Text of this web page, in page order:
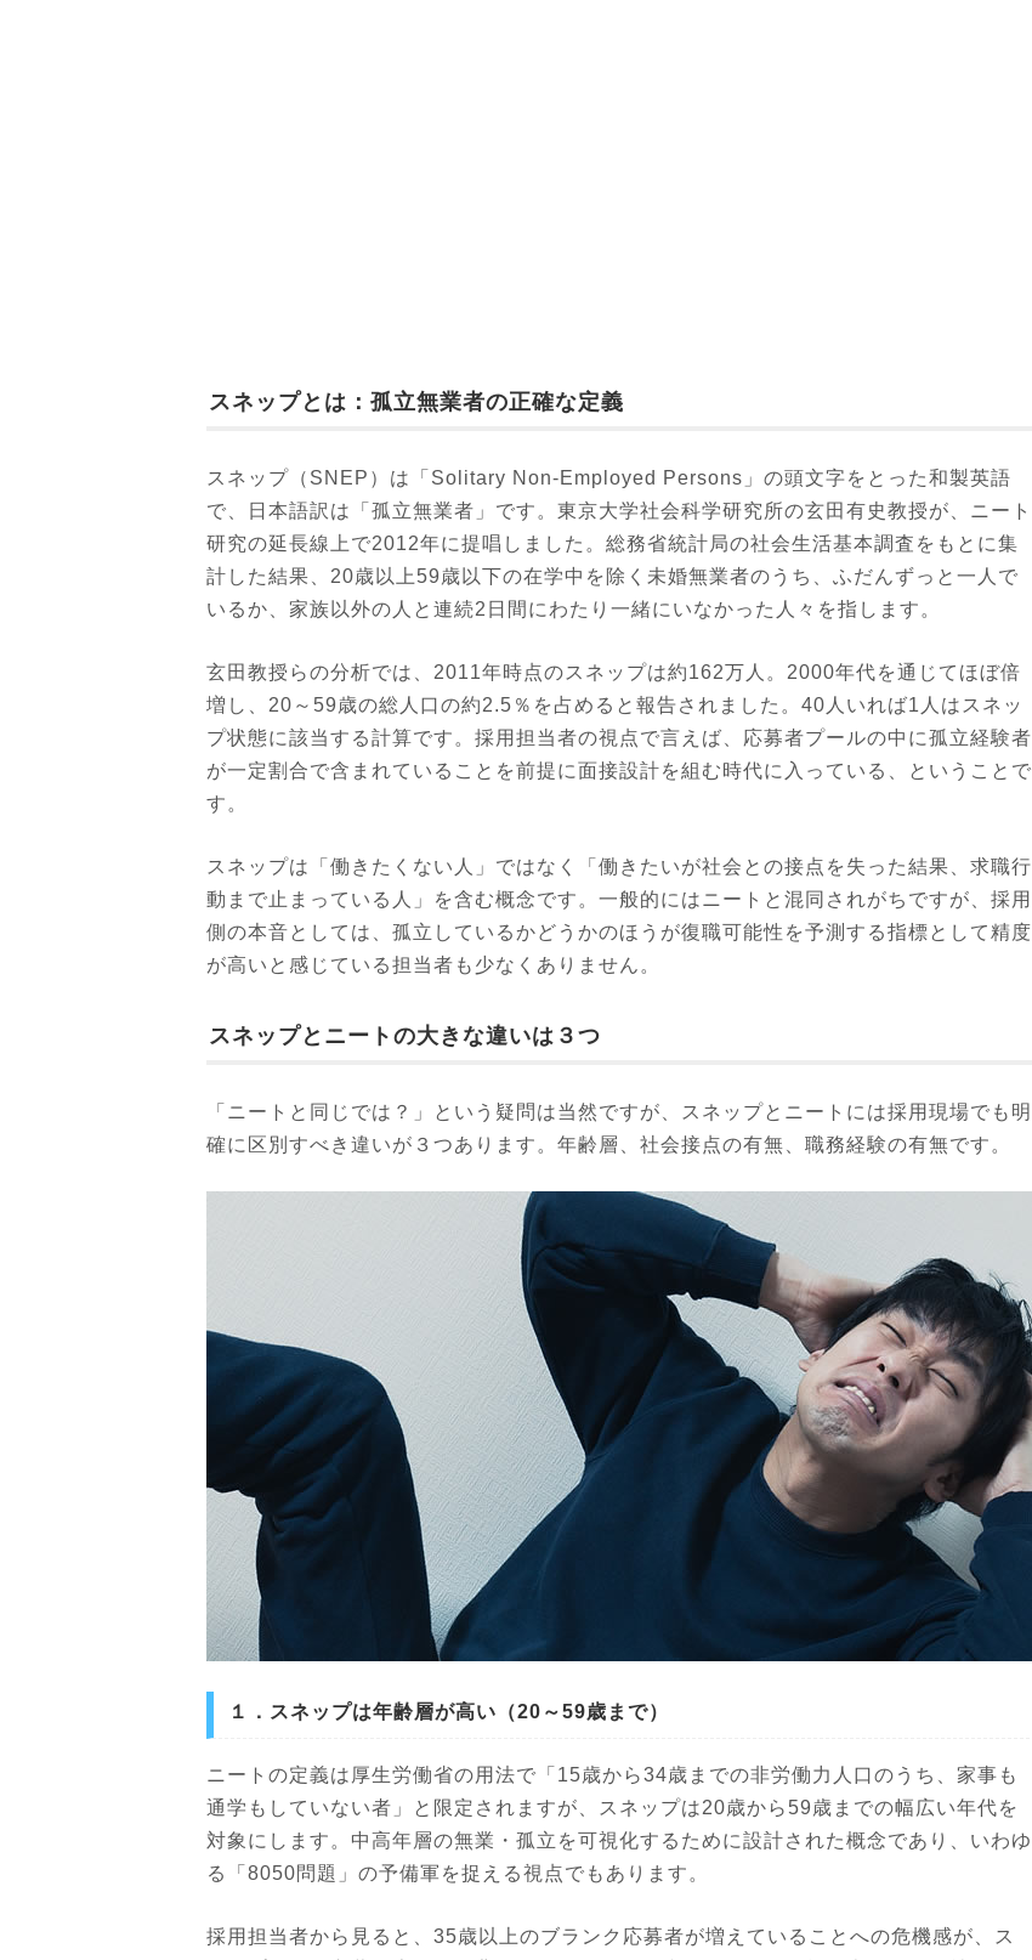
スネップとは：孤立無業者の正確な定義
スネップ（SNEP）は「Solitary Non-Employed Persons」の頭文字をとった和製英語
で、日本語訳は「孤立無業者」です。東京大学社会科学研究所の玄田有史教授が、ニート
研究の延長線上で2012年に提唱しました。総務省統計局の社会生活基本調査をもとに集
計した結果、20歳以上59歳以下の在学中を除く未婚無業者のうち、ふだんずっと一人で
いるか、家族以外の人と連続2日間にわたり一緒にいなかった人々を指します。
玄田教授らの分析では、2011年時点のスネップは約162万人。2000年代を通じてほぼ倍
増し、20～59歳の総人口の約2.5％を占めると報告されました。40人いれば1人はスネッ
プ状態に該当する計算です。採用担当者の視点で言えば、応募者プールの中に孤立経験者
が一定割合で含まれていることを前提に面接設計を組む時代に入っている、ということで
す。
スネップは「働きたくない人」ではなく「働きたいが社会との接点を失った結果、求職行
動まで止まっている人」を含む概念です。一般的にはニートと混同されがちですが、採用
側の本音としては、孤立しているかどうかのほうが復職可能性を予測する指標として精度
が高いと感じている担当者も少なくありません。
スネップとニートの大きな違いは３つ
「ニートと同じでは？」という疑問は当然ですが、スネップとニートには採用現場でも明
確に区別すべき違いが３つあります。年齢層、社会接点の有無、職務経験の有無です。
１．スネップは年齢層が高い（20～59歳まで）
ニートの定義は厚生労働省の用法で「15歳から34歳までの非労働力人口のうち、家事も
通学もしていない者」と限定されますが、スネップは20歳から59歳までの幅広い年代を
対象にします。中高年層の無業・孤立を可視化するために設計された概念であり、いわゆ
る「8050問題」の予備軍を捉える視点でもあります。
採用担当者から見ると、35歳以上のブランク応募者が増えていることへの危機感が、ス